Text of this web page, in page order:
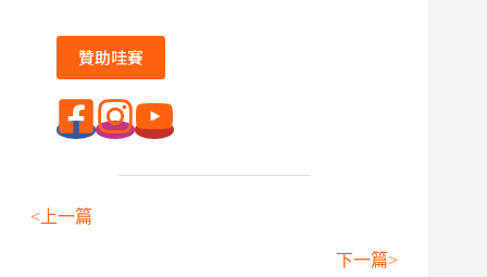
贊助哇賽
<上一篇
下一篇>